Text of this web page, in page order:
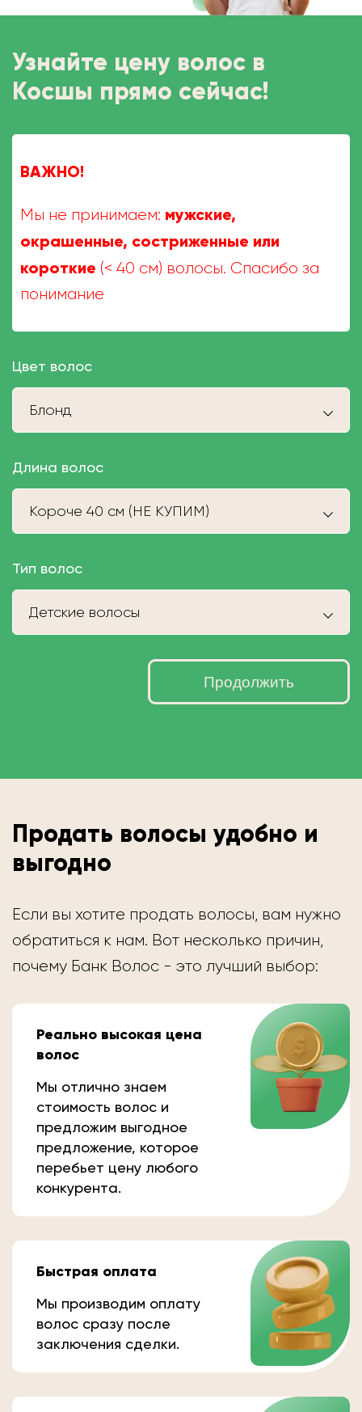
Узнайте цену волос в
Косшы прямо сейчас!
ВАЖНО!
Мы не принимаем: мужские,
окрашенные, состриженные или
короткие (< 40 см) волосы. Спасибо за
понимание
Цвет волос
Блонд
Длина волос
Короче 40 см (НЕ КУПИМ)
Тип волос
Детские волосы
Продолжить
Продать волосы удобно и
выгодно
Если вы хотите продать волосы, вам нужно
обратиться к нам. Вот несколько причин,
почему Банк Волос - это лучший выбор:
Реально высокая цена
волос
Мы отлично знаем
стоимость волос и
предложим выгодное
предложение, которое
перебьет цену любого
конкурента.
Быстрая оплата
Мы производим оплату
волос сразу после
заключения сделки.